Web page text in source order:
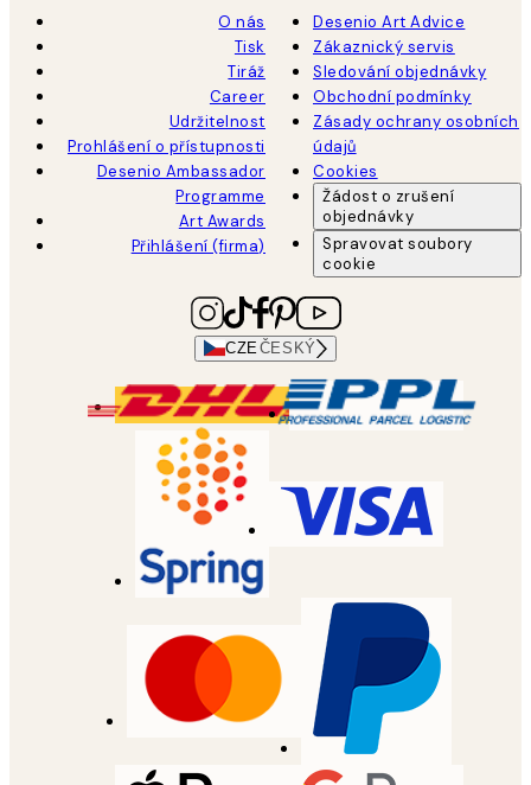
O nás
Tisk
Tiráž
Career
Udržitelnost
Prohlášení o přístupnosti
Desenio Ambassador
Programme
Art Awards
Přihlášení (firma)
Desenio Art Advice
Zákaznický servis
Sledování objednávky
Obchodní podmínky
Zásady ochrany osobních
údajů
Cookies
Žádost o zrušení
objednávky
Spravovat soubory
cookie
CZEČESKÝ